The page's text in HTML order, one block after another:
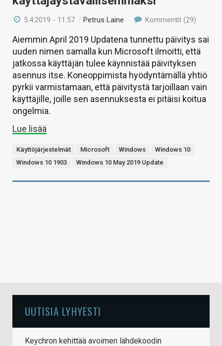
5.4.2019 - 11:57 /Petrus Laine Kommentit (29)
Aiemmin April 2019 Updatena tunnettu päivitys sai
uuden nimen samalla kun Microsoft ilmoitti, että
jatkossa käyttäjän tulee käynnistää päivityksen
asennus itse. Koneoppimista hyödyntämällä yhtiö
pyrkii varmistamaan, että päivitystä tarjoillaan vain
käyttäjille, joille sen asennuksesta ei pitäisi koitua
ongelmia.
Lue lisää
Käyttöjärjestelmät Microsoft Windows
Windows 10
Windows 10 1903
Windows 10 May 2019 Update
UUTISIA LYHYESTI
Keychron kehittää avoimen lähdekoodin